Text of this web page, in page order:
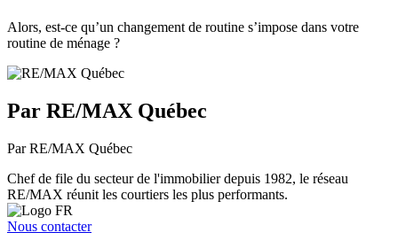
Alors, est-ce qu’un changement de routine s’impose dans votre
routine de ménage ?
Par RE/MAX Québec
Par RE/MAX Québec
Chef de file du secteur de l'immobilier depuis 1982, le réseau
RE/MAX réunit les courtiers les plus performants.
Nous contacter